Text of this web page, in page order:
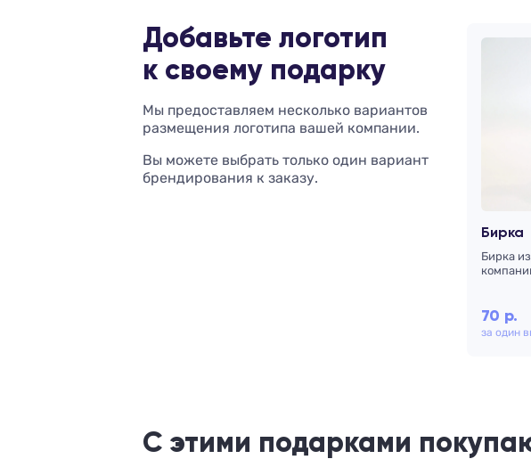
Добавьте логотип
к своему подарку
Мы предоставляем несколько вариантов
размещения логотипа вашей компании.
Вы можете выбрать только один вариант
брендирования к заказу.
Бирка
Бирка
70 р.
за один
С этими подарками